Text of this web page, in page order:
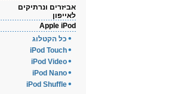
אביזרים ונרתיקים
לאייפון
Apple iPod
כל הקטלוג
iPod Touch
iPod Video
iPod Nano
iPod Shuffle